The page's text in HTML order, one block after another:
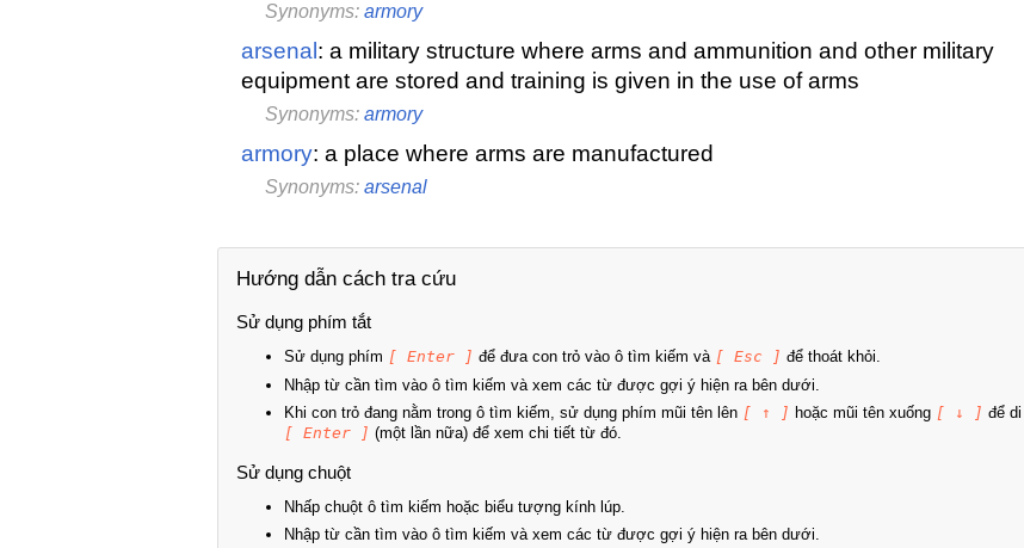
Synonyms: armory
arsenal : a military structure where arms and ammunition and other military
equipment are stored and training is given in the use of arms
Synonyms: armory
armory: a place where arms are manufactured
Synonyms: arsenal
Hướng dẫn cách tra cứu
Sử dụng phím tắt
Sử dụng phím [ Enter ] để đưa con trỏ vào ô tìm kiếm và [ Esc ] để thoát khỏi.
Nhập từ cần tìm vào ô tìm kiếm và xem các từ được gợi ý hiện ra bên dưới.
Khi con trỏ đang nằm trong ô tìm kiếm, sử dụng phím mũi tên lên [ ↑ ] hoặc mũi tên xuống [ ↓ ] để
[ Enter ] (một lần nữa) để xem chi tiết từ đó.
Sử dụng chuột
Nhấp chuột ô tìm kiếm hoặc biểu tượng kính lúp.
Nhập từ cần tìm vào ô tìm kiếm và xem các từ được gợi ý hiện ra bên dưới.